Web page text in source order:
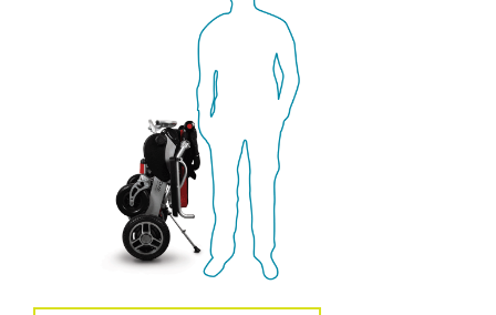
Alles-in-één pakket
Aanpassingen
Accessoires
Wandelstokken
Overig